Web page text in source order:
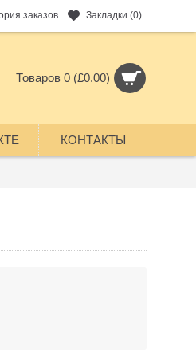
заказов Закладки (0)
Товаров 0 (£0.00)
КОНТАКТЫ